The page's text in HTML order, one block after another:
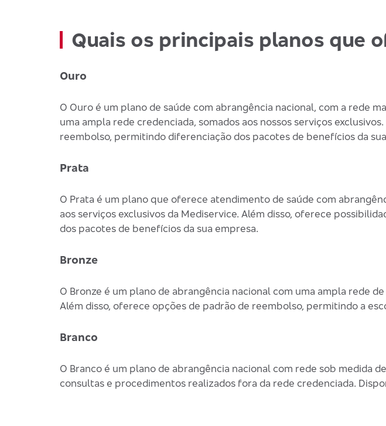
Quais os principais planos que
Ouro
O Ouro é um plano de saúde com abrangência nacional, com a rede
uma ampla rede credenciada, somados aos nossos serviços
reembolso, permitindo diferenciação dos pacotes de benefícios da
Prata
O Prata é um plano que oferece atendimento de saúde com
aos serviços exclusivos da Mediservice. Além disso, oferece
dos pacotes de benefícios da sua empresa.
Bronze
O Bronze é um plano de abrangência nacional com uma ampla rede
Além disso, oferece opções de padrão de reembolso, permitindo a
Branco
O Branco é um plano de abrangência nacional com rede sob medida
consultas e procedimentos realizados fora da rede credenciada.